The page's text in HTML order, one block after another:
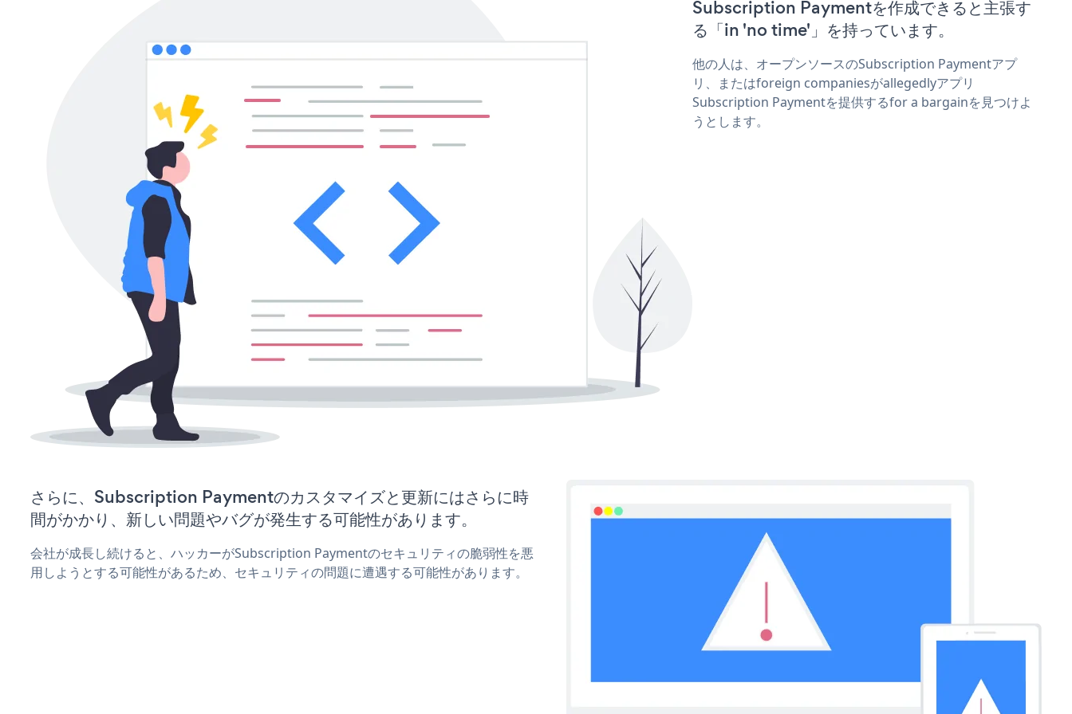
Subscription Paymentを作成できると主張す
る「in 'no time'」を持っています。
他の人は、オープンソースのSubscription Paymentアプ
リ、またはforeign companiesがallegedlyアプリ
Subscription Paymentを提供するfor a bargainを見つけよ
うとします。
さらに、Subscription Paymentのカスタマイズと更新にはさらに時
間がかかり、新しい問題やバグが発生する可能性があります。
会社が成長し続けると、ハッカーがSubscription Paymentのセキュリティの脆弱性を悪
用しようとする可能性があるため、セキュリティの問題に遭遇する可能性があります。